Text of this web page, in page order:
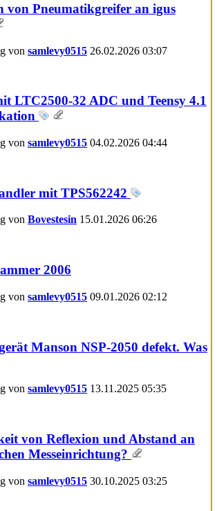
von Pneumatikgreifer an igus
von samlevy0515 26.02.2026 03:07
LTC2500-32 ADC und Teensy 4.1
von samlevy0515 04.02.2026 04:44
mit TPS562242
von Bovestesin 15.01.2026 06:26
2006
von samlevy0515 09.01.2026 02:12
Manson NSP-2050 defekt. Was
von samlevy0515 13.11.2025 05:35
von Reflexion und Abstand an
Messeinrichtung?
von samlevy0515 30.10.2025 03:25